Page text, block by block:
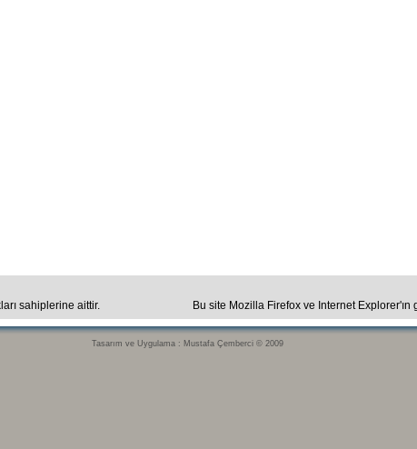
sahiplerine aittir.
Bu site Mozilla Firefox ve Internet
Tasarım ve Uygulama : Mustafa Çemberci © 2009